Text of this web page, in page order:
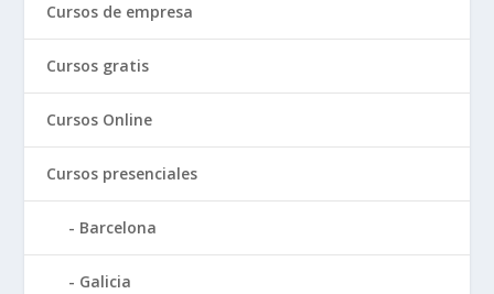
Cursos de empresa
Cursos gratis
Cursos Online
Cursos presenciales
Barcelona
Galicia